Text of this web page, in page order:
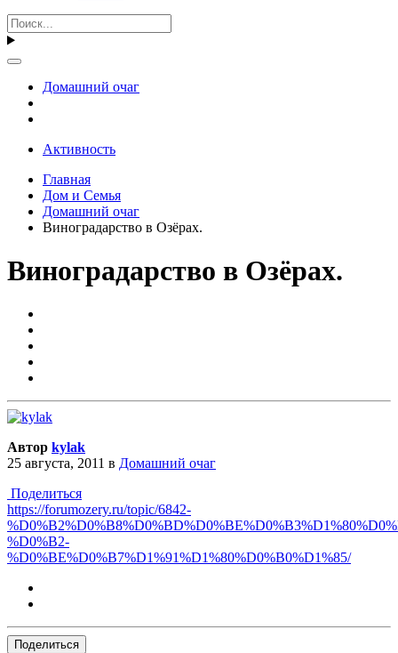
Домашний очаг
Активность
Главная
Дом и Семья
Домашний очаг
Виноградарство в Озёрах.
Виноградарство в Озёрах.
Автор kylak
25 августа, 2011 в Домашний очаг
Поделиться
https://forumozery.ru/topic/6842-
%D0%B2-
%D0%BE%D0%B7%D1%91%D1%80%D0%B0%D1%85/
Поделиться